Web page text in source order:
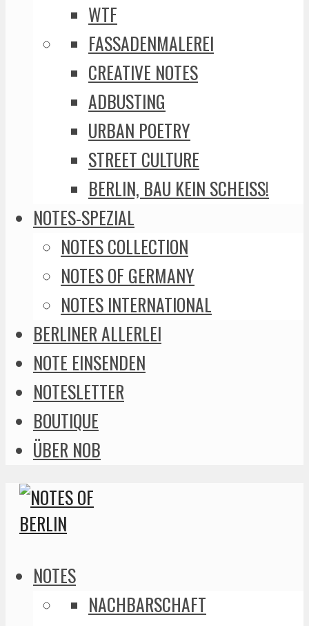
WTF
FASSADENMALEREI
CREATIVE NOTES
ADBUSTING
URBAN POETRY
STREET CULTURE
BERLIN, BAU KEIN SCHEISS!
NOTES-SPEZIAL
NOTES COLLECTION
NOTES OF GERMANY
NOTES INTERNATIONAL
BERLINER ALLERLEI
NOTE EINSENDEN
NOTESLETTER
BOUTIQUE
ÜBER NOB
NOTES
NACHBARSCHAFT